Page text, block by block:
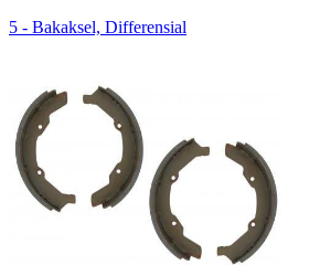
5 - Bakaksel, Differensial